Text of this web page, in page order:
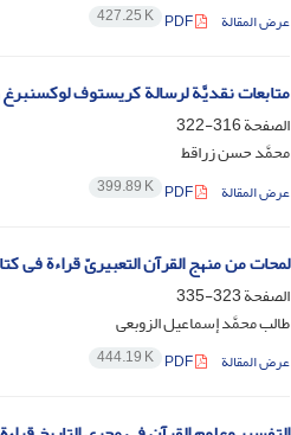
عرض المقالة PDF
427.25 K
متابعات نقدیَّة لرسالة کریستوف
الصفحة316-322
محمَّد حسن زراقط
عرض المقالة PDF
399.89 K
لمحات من منهج القرآن التعبیریّ قراءة فی
الصفحة323-335
طالب محمَّد إسماعیل الزوبعی
عرض المقالة PDF
444.19 K